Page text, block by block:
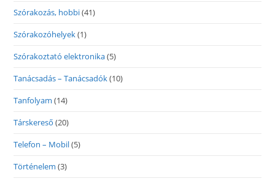
Szórakozás, hobbi(41)
Szórakozóhelyek(1)
Szórakoztató elektronika(5)
Tanácsadás – Tanácsadók(10)
Tanfolyam (14)
Társkereső (20)
Telefon – Mobil(5)
Történelem (3)